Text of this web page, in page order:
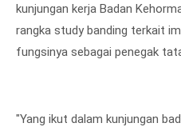
kunjungan kerja Badan
rangka study banding terkait
fungsinya sebagai penegak
"Yang ikut dalam kunjungan